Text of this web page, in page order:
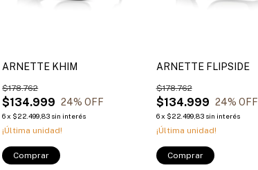
ARNETTE KHIM
$134.999
$178.762
24% OFF
6x $22.499,83 sin interés
¡Última unidad!
Comprar
ARNETTE FLIPSIDE
$134.999
$178.762
24% OFF
6 x $22.499,83 sin interés
¡Última unidad!
Comprar